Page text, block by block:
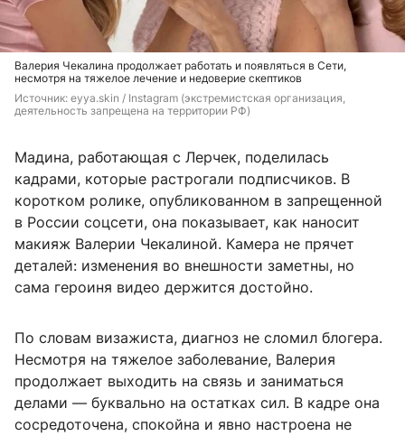
Валерия Чекалина продолжает работать и появляться в Сети,
несмотря на тяжелое лечение и недоверие скептиков
Источник: eyya.skin / Instagram (экстремистская организация,
деятельность запрещена на территории РФ)
Мадина, работающая с Лерчек, поделилась
кадрами, которые растрогали подписчиков. В
коротком ролике, опубликованном в запрещенной
в России соцсети, она показывает, как наносит
макияж Валерии Чекалиной. Камера не прячет
деталей: изменения во внешности заметны, но
сама героиня видео держится достойно.
По словам визажиста, диагноз не сломил блогера.
Несмотря на тяжелое заболевание, Валерия
продолжает выходить на связь и заниматься
делами — буквально на остатках сил. В кадре она
сосредоточена, спокойна и явно настроена не